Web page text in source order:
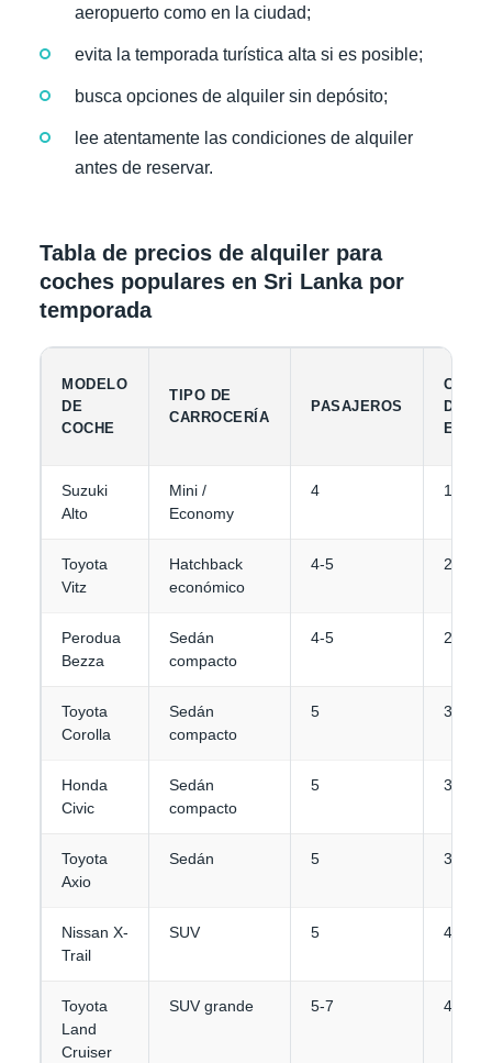
aeropuerto como en la ciudad;
evita la temporada turística alta si es posible;
busca opciones de alquiler sin depósito;
lee atentamente las condiciones de alquiler
antes de reservar.
Tabla de precios de alquiler para
coches populares en Sri Lanka por
temporada
MODELO
DE
COCHE
TIPO DE
CARROCERÍA
PASAJEROS
DE
Suzuki
Alto
Mini /
Economy
4 1-2
Toyota
Vitz
Hatchback
económico
4-5 2
Perodua
Bezza
Sedán
compacto
4-5 2-3
Toyota
Corolla
Sedán
compacto
5 3
Honda
Civic
Sedán
compacto
5 3
Toyota
Axio
Sedán 5 3-4
Nissan X-
Trail
SUV 5 4
Toyota
Land
Cruiser
SUV grande 5-7 4-5